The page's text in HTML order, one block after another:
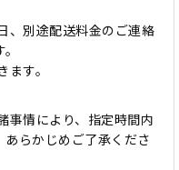
別途配送料金のご連絡
す。
情により、指定時間内
らかじめご了承くださ